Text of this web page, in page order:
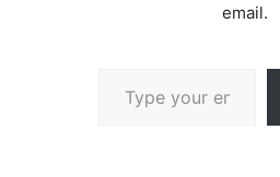
email.